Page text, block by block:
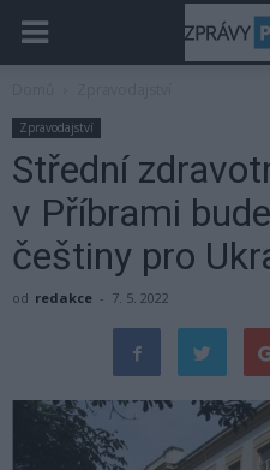
Zpravodajství
Střední
v Příbrami
češtiny pro
od redakce - 7. 5. 2022